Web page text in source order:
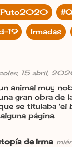
19 Irmadas
15 abril,
animal muy
gran obra de
se titulaba 'el
página.
de Irma